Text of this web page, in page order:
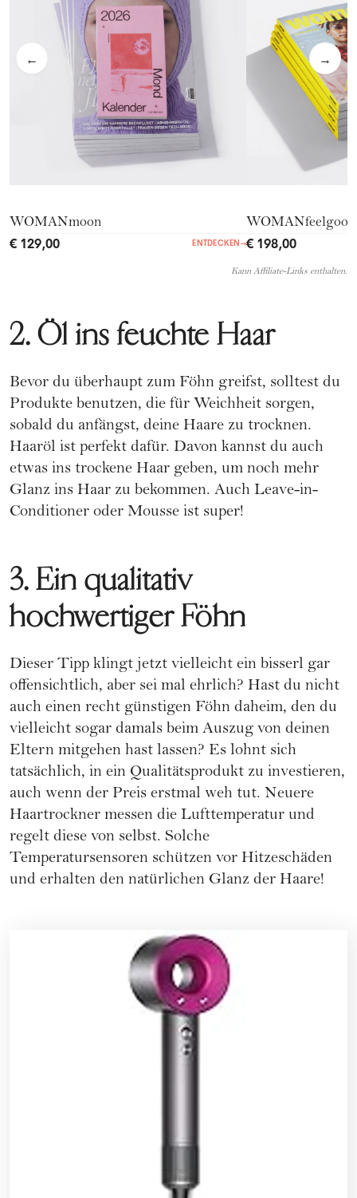
← →
WOMANmoon
€ 129,00 ENTDECKEN →
WOMANfeelgood
€ 198,00
Kann Affiliate-Links enthalten.
2. Öl ins feuchte Haar
Bevor du überhaupt zum Föhn greifst, solltest du
Produkte benutzen, die für Weichheit sorgen,
sobald du anfängst, deine Haare zu trocknen.
Haaröl ist perfekt dafür. Davon kannst du auch
etwas ins trockene Haar geben, um noch mehr
Glanz ins Haar zu bekommen. Auch Leave-in-
Conditioner oder Mousse ist super!
3. Ein qualitativ
hochwertiger Föhn
Dieser Tipp klingt jetzt vielleicht ein bisserl gar
offensichtlich, aber sei mal ehrlich? Hast du nicht
auch einen recht günstigen Föhn daheim, den du
vielleicht sogar damals beim Auszug von deinen
Eltern mitgehen hast lassen? Es lohnt sich
tatsächlich, in ein Qualitätsprodukt zu investieren,
auch wenn der Preis erstmal weh tut. Neuere
Haartrockner messen die Lufttemperatur und
regelt diese von selbst. Solche
Temperatursensoren schützen vor Hitzeschäden
und erhalten den natürlichen Glanz der Haare!